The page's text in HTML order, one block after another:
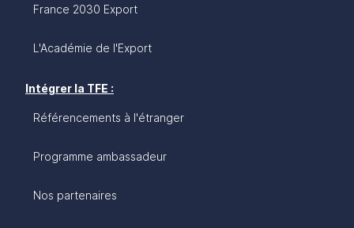
France 2030 Export
L'Académie de l'Export
Intégrer la TFE :
Référencements à l'étranger
Programme ambassadeur
Nos partenaires